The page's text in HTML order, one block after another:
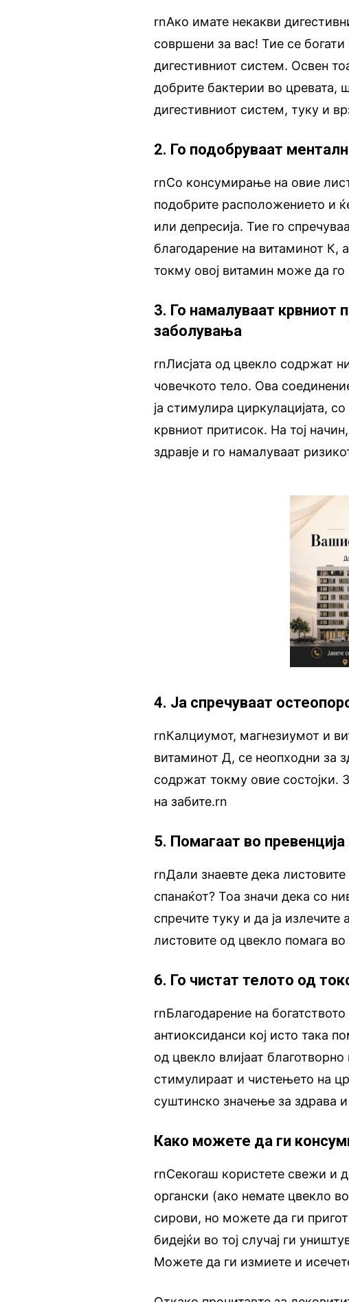
rnАко имате некакви
совршени за вас! Тие се
дигестивниот систем. Освен
добрите бактерии во цревата,
дигестивниот систем, туку и
2. Го подобруваат
rnСо консумирање на овие
подобрите расположението и
или депресија. Тие го
благодарение на витаминот К,
токму овој витамин може да
3. Го намалуваат крвниот
заболувања
rnЛисјата од цвекло содржат
човечкото тело. Ова
ја стимулира циркулацијата,
крвниот притисок. На тој
здравје и го намалуваат
4. Ја спречуваат
rnКалциумот, магнезиумот и
витаминот Д, се неопходни за
содржат токму овие состојки.
на забите.rn
5. Помагаат во
rnДали знаевте дека
спанаќот? Тоа значи дека со
спречите туку и да ја
листовите од цвекло помага
6. Го чистат телото од
rnБлагодарение на
антиоксиданси кој исто така
од цвекло влијаат
стимулираат и чистењето на
суштинско значење за здрава
Како можете да ги
rnСекогаш користете свежи и
органски (ако немате цвекло
сирови, но можете да ги
бидејќи во тој случај ги
Можете да ги измиете и